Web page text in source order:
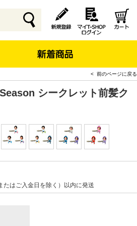
< 前のページに戻る
シークレット前髪ク
たはご入金日を除く）以内に発送